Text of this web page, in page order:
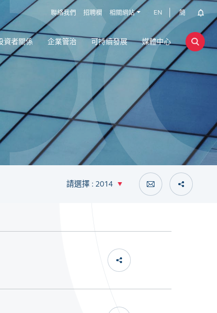
聯絡我們 招聘欄 相關網站 EN 簡
資者關係 企業管治 可持續發展 媒體中心
請選擇 : 2014